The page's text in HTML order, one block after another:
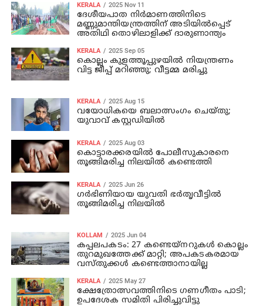
KERALA 2025 Nov 11
ദേശീയപാത നിര്‍മാണത്തിനിടെ
മണ്ണുമാന്തിയന്ത്രത്തിന് അടിയില്‍പ്പെട്
അതിഥി തൊഴിലാളിക്ക് ദാരുണാന്ത്യം
KERALA 2025 Sep 05
കൊല്ലം കുളത്തൂപ്പുഴയില്‍ നിയന്ത്രണം
വിട്ട ജീപ്പ് മറിഞ്ഞു; വീട്ടമ്മ മരിച്ചു
KERALA 2025 Aug 15
വയോധികയെ ബലാത്സംഗം ചെയ്തു;
യുവാവ് കസ്റ്റഡിയില്‍
KERALA 2025 Aug 03
കൊട്ടാരക്കരയില്‍ പോലീസുകാരനെ
തൂങ്ങിമരിച്ച നിലയില്‍ കണ്ടെത്തി
KERALA 2025 Jun 26
ഗര്‍ഭിണിയായ യുവതി ഭര്‍തൃവീട്ടില്‍
തൂങ്ങിമരിച്ച നിലയില്‍
KOLLAM 2025 Jun 04
കപ്പലപകടം: 27 കണ്ടെയ്‌നറുകള്‍ കൊല്ലം
തുറമുഖത്തേക്ക് മാറ്റി; അപകടകരമായ
വസ്തുക്കള്‍ കണ്ടെത്താനായില്ല
KERALA 2025 May 27
ക്ഷേത്രോത്സവത്തിനിടെ ഗണഗീതം പാടി;
ഉപദേശക സമിതി പിരിച്ചുവിട്ടു